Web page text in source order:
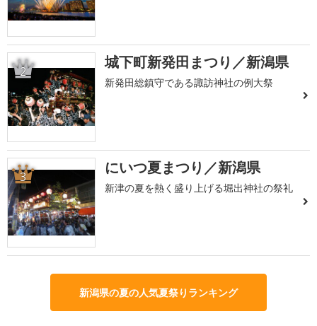
2 城下町新発田まつり／新潟県
新発田総鎮守である諏訪神社の例大祭
3 にいつ夏まつり／新潟県
新津の夏を熱く盛り上げる堀出神社の祭礼
新潟県の夏の人気夏祭りランキング